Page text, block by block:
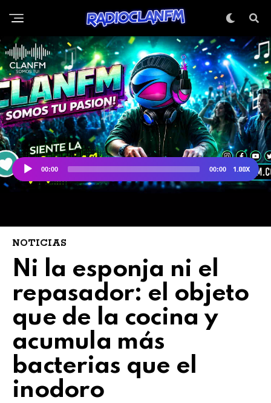
NOTICIAS
Ni la esponja ni el
repasador: el objeto
que de la cocina y
acumula más
bacterias que el
inodoro